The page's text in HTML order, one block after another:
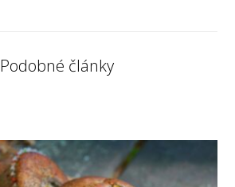
Podobné články